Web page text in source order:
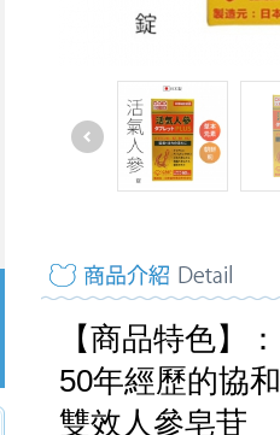
【商品特色】：
50年經歷的協
雙效人參皂苷